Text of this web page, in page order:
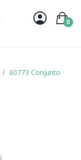
0
60773 Conjunto